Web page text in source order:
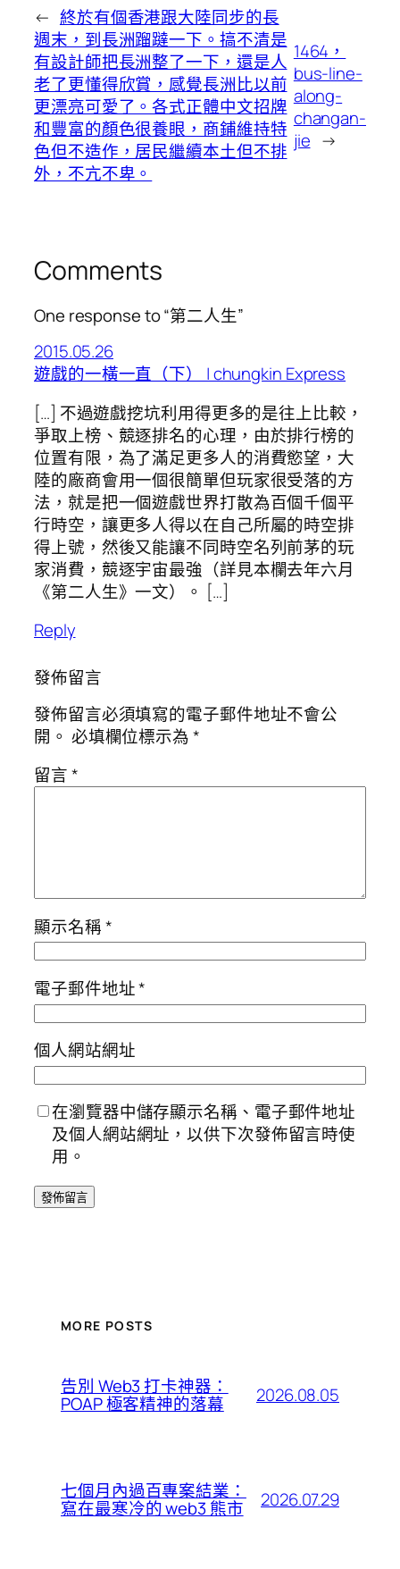
← 終於有個香港跟大陸同步的長
週末，到長洲蹓躂一下。搞不清是
有設計師把長洲整了一下，還是人
老了更懂得欣賞，感覺長洲比以前
更漂亮可愛了。各式正體中文招牌
和豐富的顏色很養眼，商鋪維持特
色但不造作，居民繼續本土但不排
外，不亢不卑。
1464，
bus-line-
along-
changan-
jie →
Comments
One response to “第二人生”
2015.05.26
遊戲的一橫一直（下） | chungkin Express
[…] 不過遊戲挖坑利用得更多的是往上比較，
爭取上榜、競逐排名的心理，由於排行榜的
位置有限，為了滿足更多人的消費慾望，大
陸的廠商會用一個很簡單但玩家很受落的方
法，就是把一個遊戲世界打散為百個千個平
行時空，讓更多人得以在自己所屬的時空排
得上號，然後又能讓不同時空名列前茅的玩
家消費，競逐宇宙最強（詳見本欄去年六月
《第二人生》一文）。 […]
Reply
發佈留言
發佈留言必須填寫的電子郵件地址不會公
開。 必填欄位標示為*
留言*
顯示名稱*
電子郵件地址*
個人網站網址
在瀏覽器中儲存顯示名稱、電子郵件地址
及個人網站網址，以供下次發佈留言時使
用。
MORE POSTS
告別 Web3 打卡神器：
POAP 極客精神的落幕 2026.08.05
七個月內過百專案結業：
寫在最寒冷的 web3 熊市 2026.07.29